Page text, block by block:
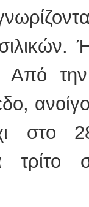
Από
στο